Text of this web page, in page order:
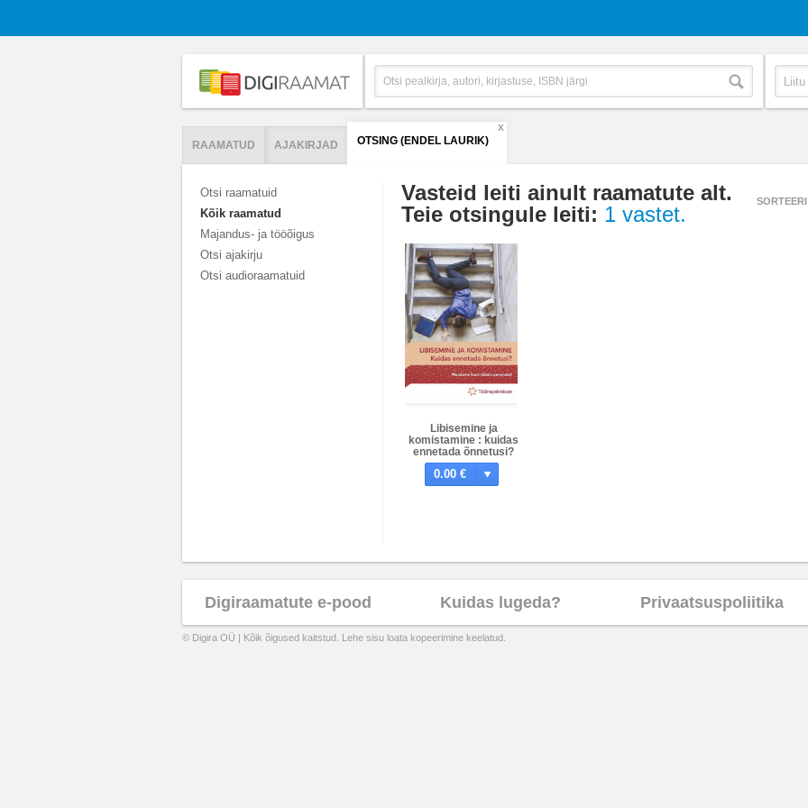
RAAMATUD AJAKIRJAD OTSING (ENDEL LAURIK)
X
Otsi raamatuid
Kõik raamatud
Majandus- ja tööõigus
Otsi ajakirju
Otsi audioraamatuid
Vasteid leiti ainult raamatute alt.
Teie otsingule leiti: 1 vastet.
Libisemine ja
komistamine : kuidas
ennetada õnnetusi?
0.00 €
Digiraamatute e-pood Kuidas lugeda? Privaatsuspoliitika
© Digira OÜ | Kõik õigused kaitstud. Lehe sisu loata kopeerimine keelatud.